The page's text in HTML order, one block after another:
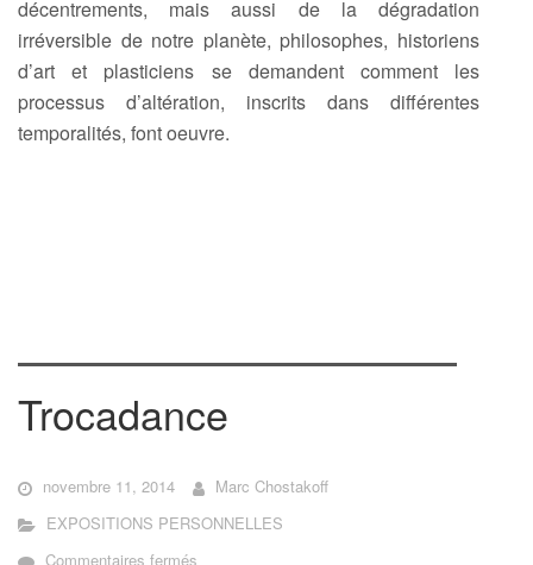
décentrements, mais aussi de la dégradation
irréversible de notre planète, philosophes, historiens
d’art et plasticiens se demandent comment les
processus d’altération, inscrits dans différentes
temporalités, font oeuvre.
Trocadance
novembre 11, 2014
Marc Chostakoff
EXPOSITIONS PERSONNELLES
Commentaires fermés